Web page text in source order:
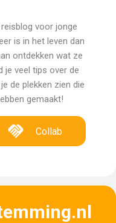
voor jonge
is in het leven dan
ontdekken wat ze
je veel tips over de
de plekken zien die
gemaakt!
Collab